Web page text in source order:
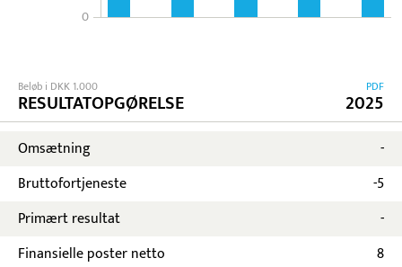
0
Beløb i DKK 1.000
RESULTATOPGØRELSE
PDF
2025
Omsætning
-
Bruttofortjeneste
-5
Primært resultat
-
Finansielle poster netto
8